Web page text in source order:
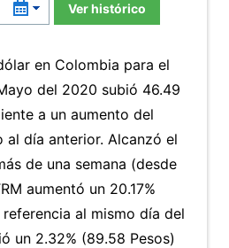
Ver histórico
en Colombia para el
del 2020 subió 46.49
a un aumento del
al día anterior. Alcanzó el
de una semana (desde
aumentó un 20.17%
al mismo día del
un 2.32% (89.58 Pesos)